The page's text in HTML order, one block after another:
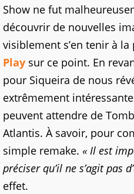
Show ne fut
découvrir de nouvelles
visiblement s’en tenir à
Play sur ce point. En
pour Siqueira de nous
extrêmement
peuvent attendre de
Atlantis. À savoir, pour
simple remake. « Il est
préciser qu’il ne s’agit pas
effet.